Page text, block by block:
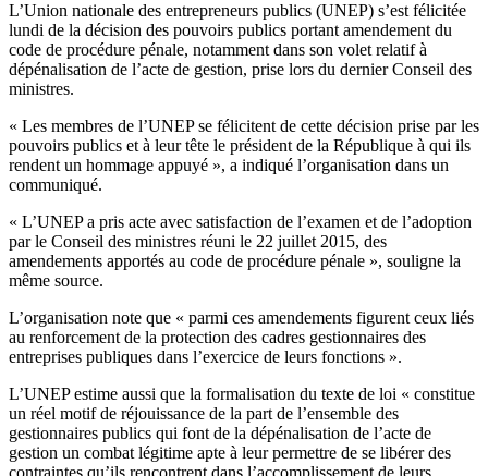
L’Union nationale des entrepreneurs publics (UNEP) s’est félicitée
lundi de la décision des pouvoirs publics portant amendement du
code de procédure pénale, notamment dans son volet relatif à
dépénalisation de l’acte de gestion, prise lors du dernier Conseil des
ministres.
« Les membres de l’UNEP se félicitent de cette décision prise par les
pouvoirs publics et à leur tête le président de la République à qui ils
rendent un hommage appuyé », a indiqué l’organisation dans un
communiqué.
« L’UNEP a pris acte avec satisfaction de l’examen et de l’adoption
par le Conseil des ministres réuni le 22 juillet 2015, des
amendements apportés au code de procédure pénale », souligne la
même source.
L’organisation note que « parmi ces amendements figurent ceux liés
au renforcement de la protection des cadres gestionnaires des
entreprises publiques dans l’exercice de leurs fonctions ».
L’UNEP estime aussi que la formalisation du texte de loi « constitue
un réel motif de réjouissance de la part de l’ensemble des
gestionnaires publics qui font de la dépénalisation de l’acte de
gestion un combat légitime apte à leur permettre de se libérer des